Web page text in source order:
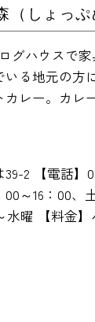
（しょっぷ
グハウスで
いる地元の方
レー。カレ
39-2 【電話】
～16：00、
水曜 【料金